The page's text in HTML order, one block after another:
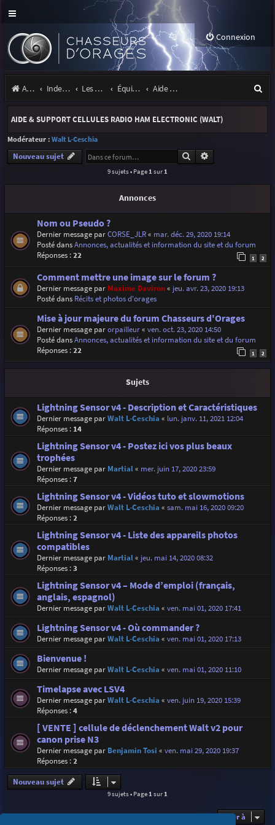
Connexion
Accueil Index du forum Les orages Équipement Aide & support cellules Radio Ham Electronic (Walt)
e
h
r
AIDE & SUPPORT CELLULES RADIO HAM ELECTRONIC (WALT)
Modérateur : Walt L-Ceschia
Nouveau sujet Rechercher
9 sujets • Page1sur1
Annonces
Nom ou Pseudo ?
Dernier message parCORSE_JLR« mar. déc. 29, 2020 19:14
Posté dansAnnonces, actualités et information du site et du forum
Réponses :22 1 2
Comment mettre une image sur le forum ?
Dernier message par Maxime Daviron« jeu. avr. 23, 2020 19:13
Posté dans Récits et photos d'orages
Mise à jour majeure du forum Chasseurs d'Orages
Dernier message parorpailleur« ven. oct. 23, 2020 14:50
Posté dansAnnonces, actualités et information du site et du forum
Réponses :22 1 2
Sujets
Lightning Sensor v4 - Description et Caractéristiques
Dernier message parWalt L-Ceschia « lun. janv. 11, 2021 12:04
Réponses : 14
Lightning Sensor v4 - Postez ici vos plus beaux
trophées
Dernier message par Martial« mer. juin 17, 2020 23:59
Réponses :7
Lightning Sensor v4 - Vidéos tuto et slowmotions
Dernier message parWalt L-Ceschia « sam. mai 16, 2020 09:20
Réponses :2
Lightning Sensor v4 - Liste des appareils photos
compatibles
Dernier message par Martial« jeu. mai 14, 2020 08:32
Réponses :3
Lightning Sensor v4 – Mode d’emploi (français,
anglais, espagnol)
Dernier message parWalt L-Ceschia « ven. mai 01, 2020 17:41
Lightning Sensor v4 - Où commander ?
Dernier message parWalt L-Ceschia « ven. mai 01, 2020 17:13
Bienvenue !
Dernier message parWalt L-Ceschia « ven. mai 01, 2020 11:10
Timelapse avec LSV4
Dernier message parWalt L-Ceschia « ven. juin 19, 2020 15:39
Réponses :4
[ VENTE ] cellule de déclenchement Walt v2 pour
canon prise N3
Dernier message par Benjamin Tosi « ven. mai 29, 2020 19:37
Réponses :2
Nouveau sujet
9 sujets • Page1sur1
Aller à